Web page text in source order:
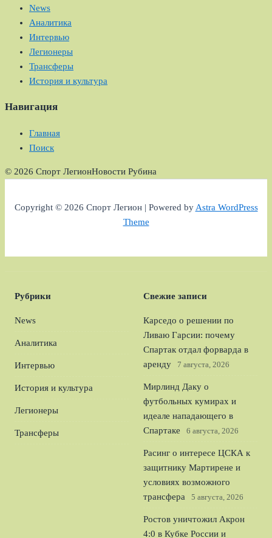
News
Аналитика
Интервью
Легионеры
Трансферы
История и культура
Навигация
Главная
Поиск
© 2026 Спорт ЛегионНовости Рубина
Copyright © 2026 Спорт Легион | Powered byAstra WordPress
Theme
Рубрики
News
Аналитика
Интервью
История и культура
Легионеры
Трансферы
Свежие записи
Карседо о решении по
Ливаю Гарсии: почему
Спартак отдал форварда в
аренду
7 августа, 2026
Мирлинд Даку о
футбольных кумирах и
идеале нападающего в
Спартаке
6 августа, 2026
Расинг о интересе ЦСКА к
защитнику Мартирене и
условиях возможного
трансфера
5 августа, 2026
Ростов уничтожил Акрон
4:0 в Кубке России и